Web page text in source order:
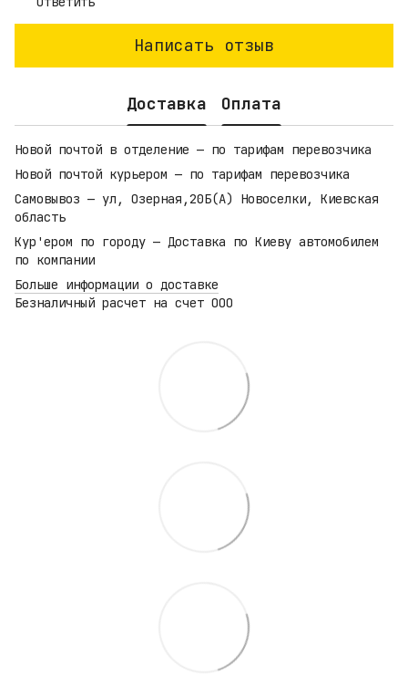
Написать отзыв
Доставка Оплата
Новой почтой в отделение — по тарифам перевозчика
Новой почтой курьером — по тарифам перевозчика
Самовывоз — ул, Озерная,20Б(А) Новоселки, Киевская
область
Кур'ером по городу — Доставка по Киеву автомобилем
по компании
Больше информации о доставке
Безналичный расчет на счет ООО